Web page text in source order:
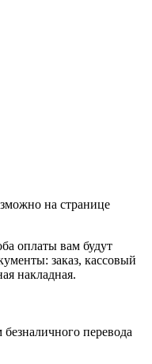
на странице
оплаты вам будут
заказ, кассовый
накладная.
безналичного перевода